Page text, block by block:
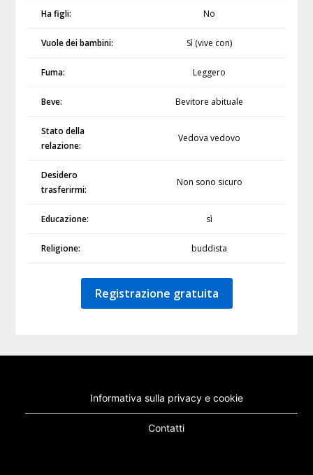
Ha figli: No
Vuole dei bambini: Sì (vive con)
Fuma: Leggero
Beve: Bevitore abituale
Stato della
relazione:
Vedova vedovo
Desidero
trasferirmi:
Non sono sicuro
Educazione: sì
Religione: buddista
Registrazione gratuita
Informativa sulla privacy e cookie
Contatti